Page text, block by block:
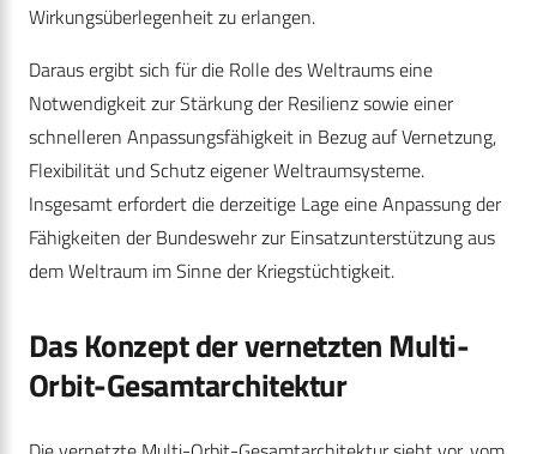
Wirkungsüberlegenheit zu erlangen.
Daraus ergibt sich für die Rolle des Weltraums eine
Notwendigkeit zur Stärkung der Resilienz sowie einer
schnelleren Anpassungsfähigkeit in Bezug auf Vernetzung,
Flexibilität und Schutz eigener Weltraumsysteme.
Insgesamt erfordert die derzeitige Lage eine Anpassung der
Fähigkeiten der Bundeswehr zur Einsatzunterstützung aus
dem Weltraum im Sinne der Kriegstüchtigkeit.
Das Konzept der vernetzten Multi-
Orbit-Gesamtarchitektur